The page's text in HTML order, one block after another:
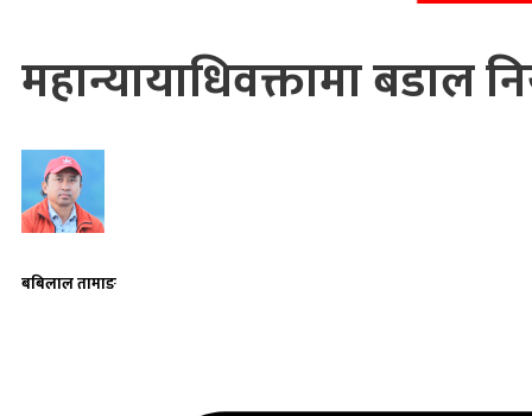
महान्यायाधिवक्तामा बडाल
बबिलाल तामाङ